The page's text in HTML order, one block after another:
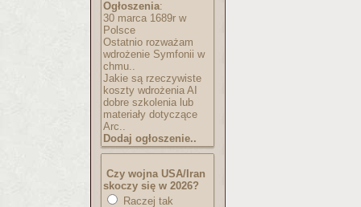
Ogłoszenia:
30 marca 1689r w
Polsce
Ostatnio rozważam
wdrożenie Symfonii w
chmu..
Jakie są rzeczywiste
koszty wdrożenia AI
dobre szkolenia lub
materiały dotyczące
Arc..
Dodaj ogłoszenie..
Czy wojna USA/Iran
skoczy się w 2026?
Raczej tak